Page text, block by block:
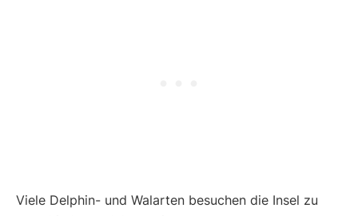
Viele Delphin- und Walarten besuchen die Insel zu